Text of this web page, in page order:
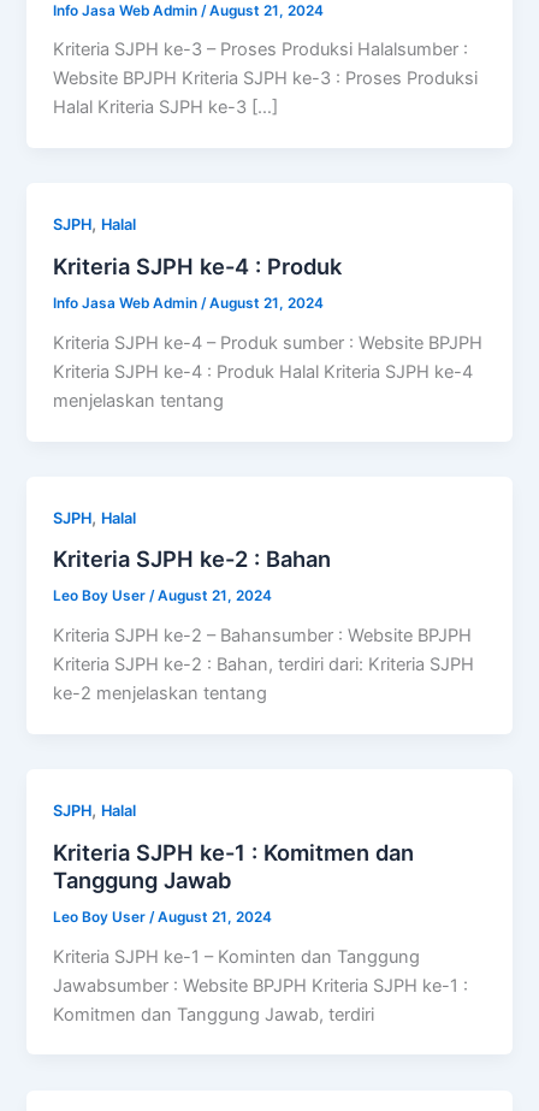
Info Jasa Web Admin /August 21, 2024
Kriteria SJPH ke-3 – Proses Produksi Halalsumber :
Website BPJPH Kriteria SJPH ke-3 : Proses Produksi
Halal Kriteria SJPH ke-3 […]
SJPH, Halal
Kriteria SJPH ke-4 : Produk
Info Jasa Web Admin/August 21, 2024
Kriteria SJPH ke-4 – Produk sumber : Website BPJPH
Kriteria SJPH ke-4 : Produk Halal Kriteria SJPH ke-4
menjelaskan tentang
SJPH, Halal
Kriteria SJPH ke-2 : Bahan
Leo Boy User/August 21, 2024
Kriteria SJPH ke-2 – Bahansumber : Website BPJPH
Kriteria SJPH ke-2 : Bahan, terdiri dari: Kriteria SJPH
ke-2 menjelaskan tentang
SJPH, Halal
Kriteria SJPH ke-1 : Komitmen dan
Tanggung Jawab
Leo Boy User /August 21, 2024
Kriteria SJPH ke-1 – Kominten dan Tanggung
Jawabsumber : Website BPJPH Kriteria SJPH ke-1 :
Komitmen dan Tanggung Jawab, terdiri